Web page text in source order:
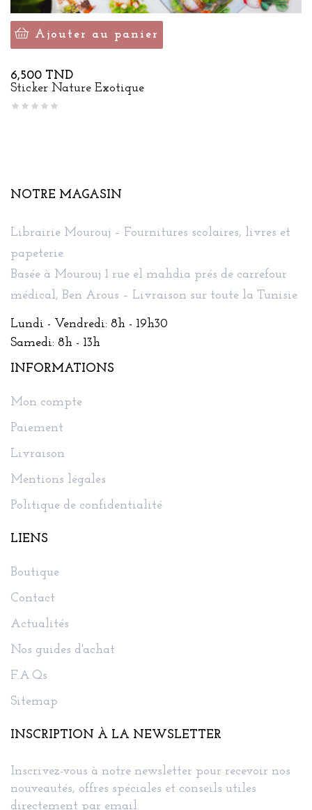
Ajouter au panier
Prix
6,500 TND
Sticker Nature Exotique
NOTRE MAGASIN
Librairie Mourouj – Fournitures scolaires, livres et
papeterie.
Basée à Mourouj 1 rue el mahdia prés de carrefour
médical, Ben Arous – Livraison sur toute la Tunisie.
Lundi - Vendredi: 8h - 19h30
Samedi: 8h - 13h
INFORMATIONS
Mon compte
Paiement
Livraison
Mentions légales
Politique de confidentialité
LIENS
Boutique
Contact
Actualités
Nos guides d'achat
F.A.Qs
Sitemap
INSCRIPTION À LA NEWSLETTER
Inscrivez-vous à notre newsletter pour recevoir nos
nouveautés, offres spéciales et conseils utiles
directement par email.